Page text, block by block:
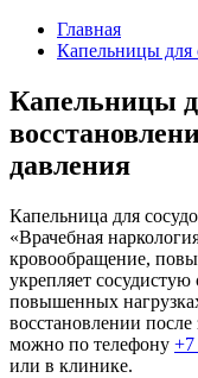
Главная
Капельницы для
Капельницы
давления
Капельница для
«Врачебная
кровообращение,
укрепляет
повышенных
восстановлении после
можно по телефону +7
или в клинике.